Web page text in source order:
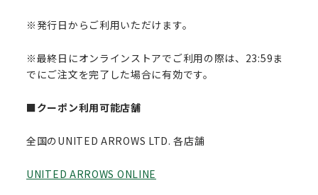
※発行日からご利用いただけます。
※最終日にオンラインストアでご利用の際は、23:59ま
でにご注文を完了した場合に有効です。
■クーポン利用可能店舗
全国のUNITED ARROWS LTD. 各店舗
UNITED ARROWS ONLINE